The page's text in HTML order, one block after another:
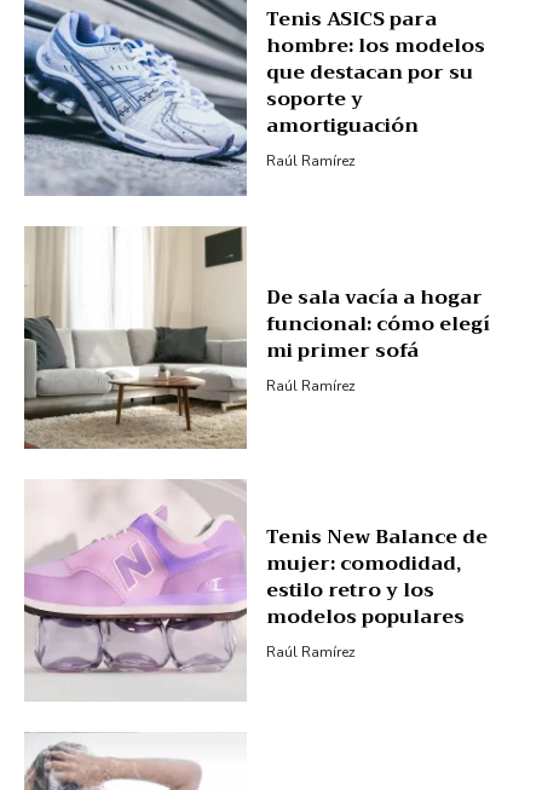
Tenis ASICS para
hombre: los modelos
que destacan por su
soporte y
amortiguación
Raúl Ramírez
De sala vacía a hogar
funcional: cómo elegí
mi primer sofá
Raúl Ramírez
Tenis New Balance de
mujer: comodidad,
estilo retro y los
modelos populares
Raúl Ramírez